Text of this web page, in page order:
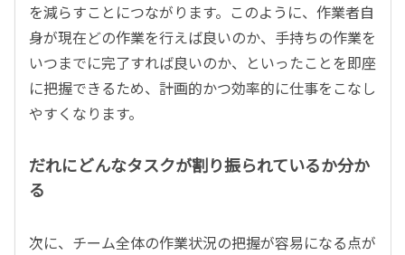
を減らすことにつながります。このように、作業者自
身が現在どの作業を行えば良いのか、手持ちの作業を
いつまでに完了すれば良いのか、といったことを即座
に把握できるため、計画的かつ効率的に仕事をこなし
やすくなります。
だれにどんなタスクが割り振られているか分か
る
次に、チーム全体の作業状況の把握が容易になる点が